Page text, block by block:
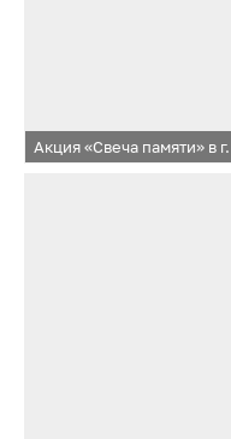
Акция «Свеча памяти» в